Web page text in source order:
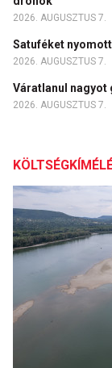
2026. AUGUSZTUS 7.
Satuféket
2026. AUGUSZTUS 7.
Váratlanul nagyot
2026. AUGUSZTUS 7.